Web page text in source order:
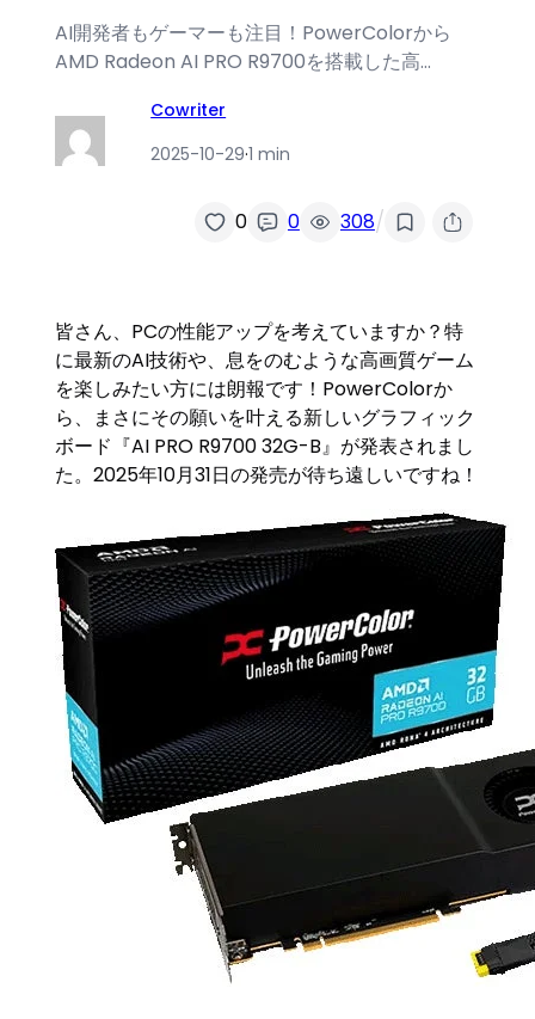
AI開発者もゲーマーも注目！PowerColorから
AMD Radeon AI PRO R9700を搭載した高…
Cowriter
2025-10-29·1 min
0 0 308/
皆さん、PCの性能アップを考えていますか？特
に最新のAI技術や、息をのむような高画質ゲーム
を楽しみたい方には朗報です！PowerColorか
ら、まさにその願いを叶える新しいグラフィック
ボード『AI PRO R9700 32G-B』が発表されまし
た。2025年10月31日の発売が待ち遠しいですね！